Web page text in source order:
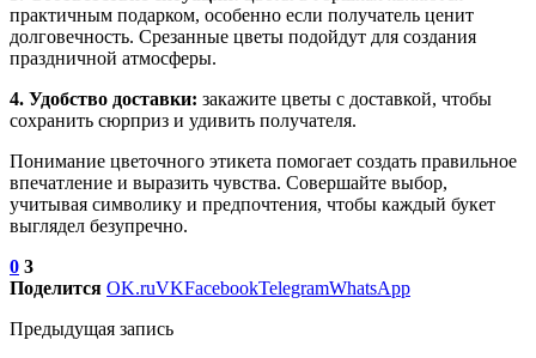
практичным подарком, особенно если получатель ценит
долговечность. Срезанные цветы подойдут для создания
праздничной атмосферы.
4. Удобство доставки: закажите цветы с доставкой, чтобы
сохранить сюрприз и удивить получателя.
Понимание цветочного этикета помогает создать правильное
впечатление и выразить чувства. Совершайте выбор,
учитывая символику и предпочтения, чтобы каждый букет
выглядел безупречно.
0 3
Поделится OK.ruVKFacebookTelegramWhatsApp
Предыдущая запись